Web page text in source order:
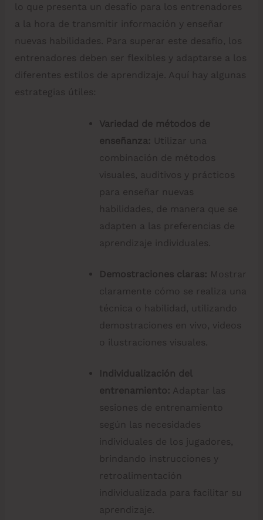
lo que presenta un desafío para los entrenadores
a la hora de transmitir información y enseñar
nuevas habilidades. Para superar este desafío, los
entrenadores deben ser flexibles y adaptarse a los
diferentes estilos de aprendizaje. Aquí hay algunas
estrategias útiles:
Variedad de métodos de
enseñanza: Utilizar una
combinación de métodos
visuales, auditivos y prácticos
para enseñar nuevas
habilidades, de manera que se
adapten a las preferencias de
aprendizaje individuales.
Demostraciones claras: Mostrar
claramente cómo se realiza una
técnica o habilidad, utilizando
demostraciones en vivo, videos
o ilustraciones visuales.
Individualización del
entrenamiento: Adaptar las
sesiones de entrenamiento
según las necesidades
individuales de los jugadores,
brindando instrucciones y
retroalimentación
individualizada para facilitar su
aprendizaje.